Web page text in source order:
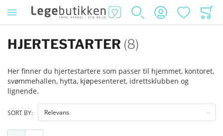
SØK KONTO ØNSKELISTE
HJERTESTARTER (8)
Her finner du hjertestartere som passer til hjemmet, kontoret,
svømmehallen, hytta, kjøpesenteret, idrettsklubben og
lignende.
SORT BY: